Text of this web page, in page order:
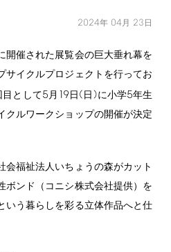
2024年 04月 23 日
開催された展覧会の巨大垂れ幕を
サイクルプロジェクトを行ってお
目として5月 19日 ( 日 )に小学5年生
クルワークショップの開催が決定
会福祉法人いちょうの森がカット
ボンド（コニシ株式会社提供）を
いう暮らしを彩る立体作品へと仕